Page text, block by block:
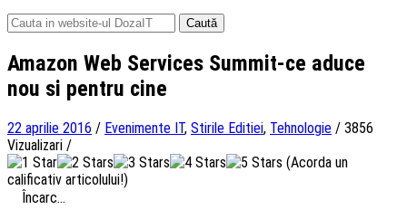
Caută
după:
Amazon Web Services Summit-ce aduce
nou si pentru cine
22 aprilie 2016 / Evenimente IT, Stirile Editiei, Tehnologie / 3856
Vizualizari /
(Acorda un
calificativ articolului!)
Încarc...